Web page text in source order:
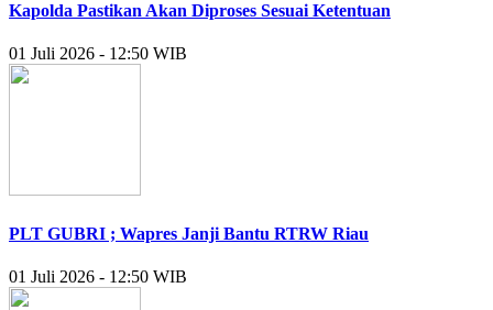
Kapolda Pastikan Akan Diproses Sesuai Ketentuan
01 Juli 2026 - 12:50 WIB
PLT GUBRI ; Wapres Janji Bantu RTRW Riau
01 Juli 2026 - 12:50 WIB